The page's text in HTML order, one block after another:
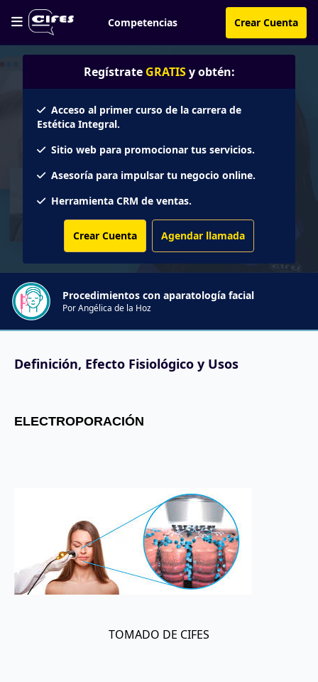
Competencias Crear Cuenta
Regístrate GRATIS y obtén:
Acceso al primer curso de la carrera de
Estética Integral.
Sitio web para promocionar tus servicios.
Asesoría para impulsar tu negocio online.
Herramienta CRM de ventas.
Crear Cuenta Agendar llamada
Procedimientos con aparatología facial
Por Angélica de la Hoz
Definición, Efecto Fisiológico y Usos
ELECTROPORACIÓN
TOMADO DE CIFES